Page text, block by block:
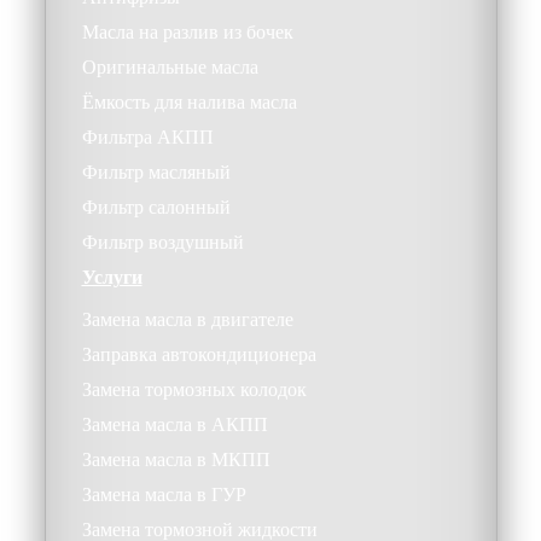
Масла на разлив из бочек
Оригинальные масла
Ёмкость для налива масла
Фильтра АКПП
Фильтр масляный
Фильтр салонный
Фильтр воздушный
Услуги
Замена масла в двигателе
Заправка автокондиционера
Замена тормозных колодок
Замена масла в АКПП
Замена масла в МКПП
Замена масла в ГУР
Замена тормозной жидкости